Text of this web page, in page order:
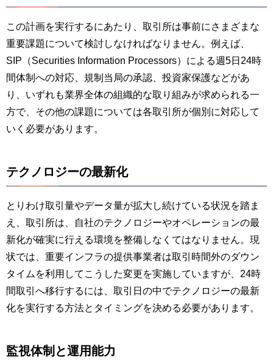
この計画を実行するにあたり、取引所は事前にさまざまな
重要課題について検討しなければなりません。例えば、
SIP（Securities Information Processors）による週5日24時
間体制への対応、規制当局の承認、投資家保護などがあ
り、いずれも業界全体の組織的な取り組みが求められる一
方で、その他の課題については各取引所が個別に対応して
いく必要があります。
テクノロジーの最新化
とりわけ取引量やデータ量が拡大し続けている状況を踏ま
え、取引所は、自社のテクノロジーやオペレーションの最
新化が確実に行える環境を整備しなくてはなりません。現
状では、重要インフラの提供事業者は取引時間外のダウン
タイムを利用してこうした変更を実施していますが、24時
間取引へ移行するには、取引日の中でテクノロジーの最新
化を実行する方法とタイミングを決める必要があります。
監視体制と運用能力